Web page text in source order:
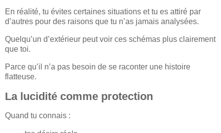
En réalité, tu évites certaines situations et tu es attiré par
d’autres pour des raisons que tu n’as jamais analysées.
Quelqu’un d’extérieur peut voir ces schémas plus clairement
que toi.
Parce qu’il n’a pas besoin de se raconter une histoire
flatteuse.
La lucidité comme protection
Quand tu connais :